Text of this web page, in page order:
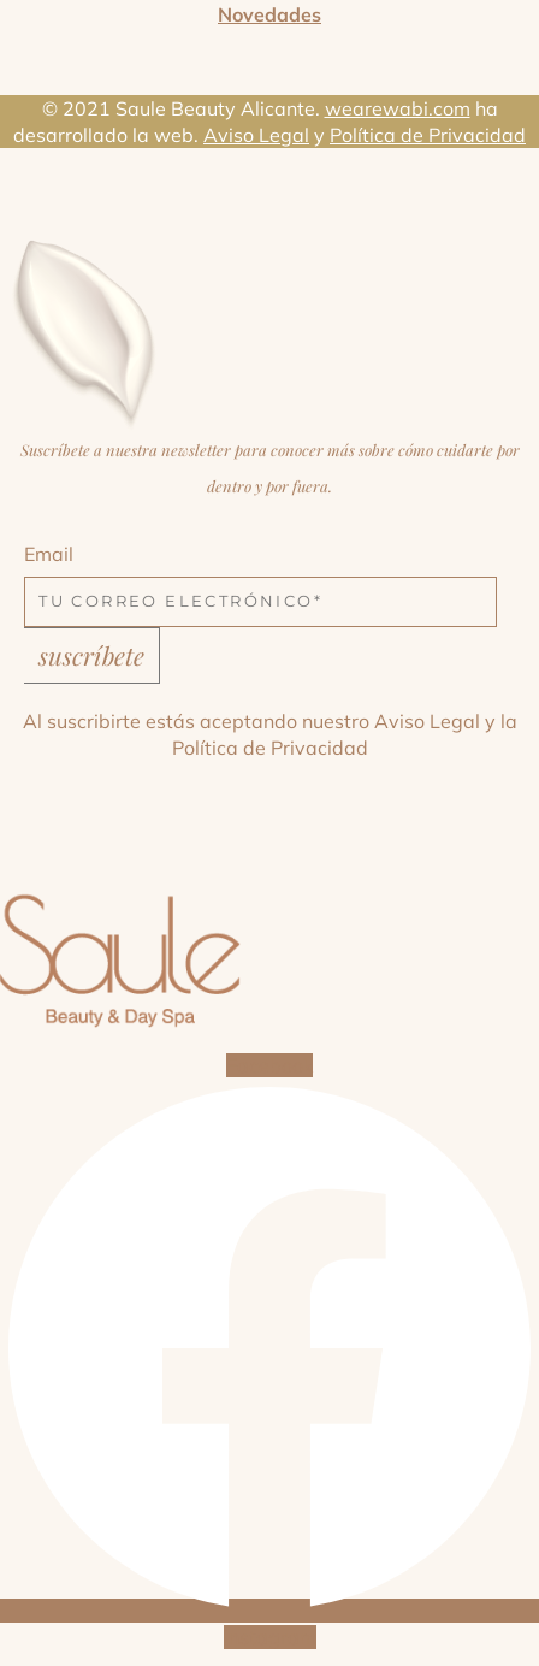
Novedades
© 2021 Saule Beauty Alicante. wearewabi.com ha
desarrollado la web. Aviso Legal y Política de Privacidad
Suscríbete a nuestra newsletter para conocer más sobre cómo cuidarte por
dentro y por fuera.
Email
suscríbete
Al suscribirte estás aceptando nuestro Aviso Legal y la
Política de Privacidad